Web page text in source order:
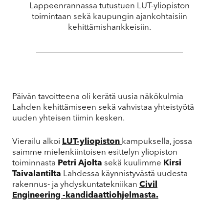
Lappeenrannassa tutustuen LUT-yliopiston
toimintaan sekä kaupungin ajankohtaisiin
kehittämishankkeisiin.
Päivän tavoitteena oli kerätä uusia näkökulmia
Lahden kehittämiseen sekä vahvistaa yhteistyötä
uuden yhteisen tiimin kesken.
Vierailu alkoi LUT-yliopiston kampuksella, jossa
saimme mielenkiintoisen esittelyn yliopiston
toiminnasta Petri Ajolta sekä kuulimme Kirsi
Taivalantilta Lahdessa käynnistyvästä uudesta
rakennus- ja yhdyskuntatekniikan Civil
Engineering -kandidaattiohjelmasta.